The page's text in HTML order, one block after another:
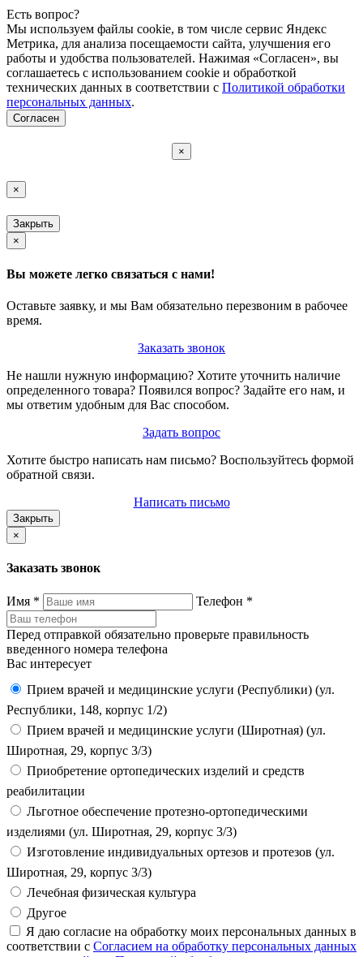
Есть вопрос?
Мы используем файлы cookie, в том числе сервис Яндекс
Метрика, для анализа посещаемости сайта, улучшения его
работы и удобства пользователей. Нажимая «Согласен», вы
соглашаетесь с использованием cookie и обработкой
технических данных в соответствии с Политикой обработки
персональных данных.
Согласен
×
×
Закрыть
×
Вы можете легко связаться с нами!
Оставьте заявку, и мы Вам обязательно перезвоним в рабочее
время.
Заказать звонок
Не нашли нужную информацию? Хотите уточнить наличие
определенного товара? Появился вопрос? Задайте его нам, и
мы ответим удобным для Вас способом.
Задать вопрос
Хотите быстро написать нам письмо? Воспользуйтесь формой
обратной связи.
Написать письмо
Закрыть
×
Заказать звонок
Имя * Телефон *
Перед отправкой обязательно проверьте правильность
введенного номера телефона
Вас интересует
Прием врачей и медицинские услуги (Республики) (ул.
Республики, 148, корпус 1/2)
Прием врачей и медицинские услуги (Широтная) (ул.
Широтная, 29, корпус 3/3)
Приобретение ортопедических изделий и средств
реабилитации
Льготное обеспечение протезно-ортопедическими
изделиями (ул. Широтная, 29, корпус 3/3)
Изготовление индивидуальных ортезов и протезов (ул.
Широтная, 29, корпус 3/3)
Лечебная физическая культура
Другое
Я даю согласие на обработку моих персональных данных в
соответствии с Согласием на обработку персональных данных